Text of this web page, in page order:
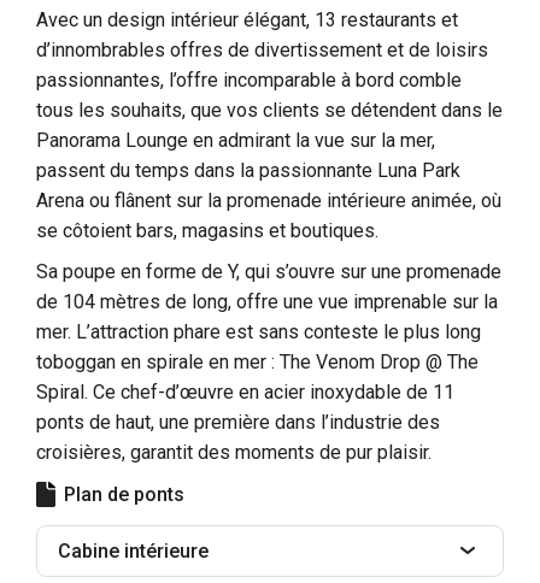
Avec un design intérieur élégant, 13 restaurants et
d’innombrables offres de divertissement et de loisirs
passionnantes, l’offre incomparable à bord comble
tous les souhaits, que vos clients se détendent dans le
Panorama Lounge en admirant la vue sur la mer,
passent du temps dans la passionnante Luna Park
Arena ou flânent sur la promenade intérieure animée, où
se côtoient bars, magasins et boutiques.
Sa poupe en forme de Y, qui s’ouvre sur une promenade
de 104 mètres de long, offre une vue imprenable sur la
mer. L’attraction phare est sans conteste le plus long
toboggan en spirale en mer : The Venom Drop @ The
Spiral. Ce chef-d’œuvre en acier inoxydable de 11
ponts de haut, une première dans l’industrie des
croisières, garantit des moments de pur plaisir.
Plan de ponts
Cabine intérieure